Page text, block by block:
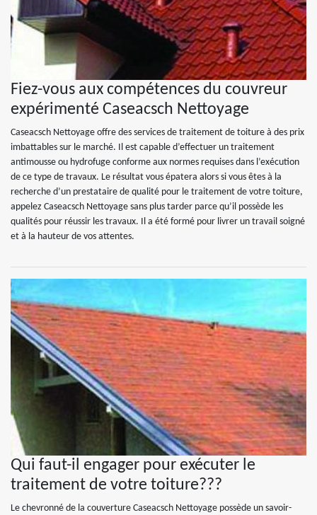
Fiez-vous aux compétences du couvreur
expérimenté Caseacsch Nettoyage
Caseacsch Nettoyage offre des services de traitement de toiture à des prix
imbattables sur le marché. Il est capable d’effectuer un traitement
antimousse ou hydrofuge conforme aux normes requises dans l’exécution
de ce type de travaux. Le résultat vous épatera alors si vous êtes à la
recherche d’un prestataire de qualité pour le traitement de votre toiture,
appelez Caseacsch Nettoyage sans plus tarder parce qu’il possède les
qualités pour réussir les travaux. Il a été formé pour livrer un travail soigné
et à la hauteur de vos attentes.
Qui faut-il engager pour exécuter le
traitement de votre toiture???
Le chevronné de la couverture Caseacsch Nettoyage possède un savoir-